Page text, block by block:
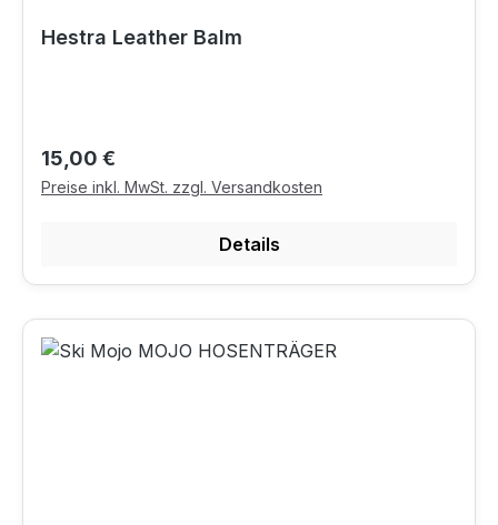
Hestra Leather Balm
Regulärer Preis:
15,00 €
Preise inkl. MwSt. zzgl. Versandkosten
Details